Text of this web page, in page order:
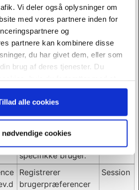
Vi deler også oplysninger om
med vores partnere inden for
og
partnere kan kombinere disse
du har givet dem, eller som
brug af deres tjenester. Du
alle cookies
nødvendige cookies
Benyttes til
indsamling data
omhandlende
brugerens
interaktion med
indlejret indhold.
Perman
ent
og navigation på
hjemmesiden, for at
målrette annoncer
specifikke bruger.
Registrerer
brugerpræferencer
Session